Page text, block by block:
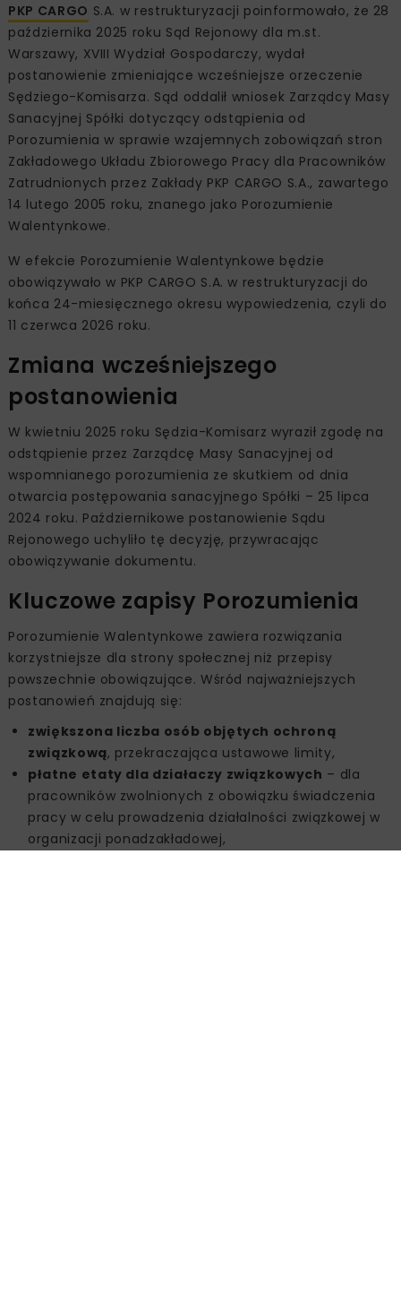
PKP CARGO S.A. w restrukturyzacji poinformowało, że 28
października 2025 roku Sąd Rejonowy dla m.st.
Warszawy, XVIII Wydział Gospodarczy, wydał
postanowienie zmieniające wcześniejsze orzeczenie
Sędziego-Komisarza. Sąd oddalił wniosek Zarządcy Masy
Sanacyjnej Spółki dotyczący odstąpienia od
Porozumienia w sprawie wzajemnych zobowiązań stron
Zakładowego Układu Zbiorowego Pracy dla Pracowników
Zatrudnionych przez Zakłady PKP CARGO S.A., zawartego
14 lutego 2005 roku, znanego jako Porozumienie
Walentynkowe.
W efekcie Porozumienie Walentynkowe będzie
obowiązywało w PKP CARGO S.A. w restrukturyzacji do
końca 24-miesięcznego okresu wypowiedzenia, czyli do
11 czerwca 2026 roku.
Zmiana wcześniejszego
postanowienia
W kwietniu 2025 roku Sędzia-Komisarz wyraził zgodę na
odstąpienie przez Zarządcę Masy Sanacyjnej od
wspomnianego porozumienia ze skutkiem od dnia
otwarcia postępowania sanacyjnego Spółki – 25 lipca
2024 roku. Październikowe postanowienie Sądu
Rejonowego uchyliło tę decyzję, przywracając
obowiązywanie dokumentu.
Kluczowe zapisy Porozumienia
Porozumienie Walentynkowe zawiera rozwiązania
korzystniejsze dla strony społecznej niż przepisy
powszechnie obowiązujące. Wśród najważniejszych
postanowień znajdują się:
zwiększona liczba osób objętych ochroną
związkową, przekraczająca ustawowe limity,
płatne etaty dla działaczy związkowych – dla
pracowników zwolnionych z obowiązku świadczenia
pracy w celu prowadzenia działalności związkowej w
organizacji ponadzakładowej,